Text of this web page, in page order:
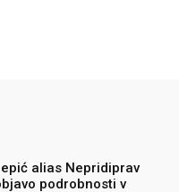
alias Nepridiprav
podrobnosti v